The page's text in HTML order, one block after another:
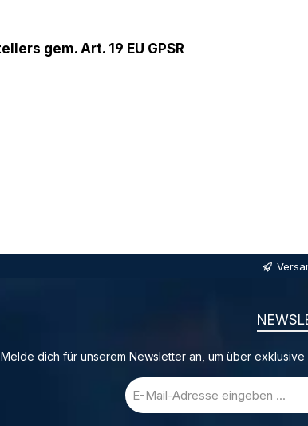
gem. Art. 19 EU GPSR
Melde dich für unserem Newsletter an, um über
E-
Mail-